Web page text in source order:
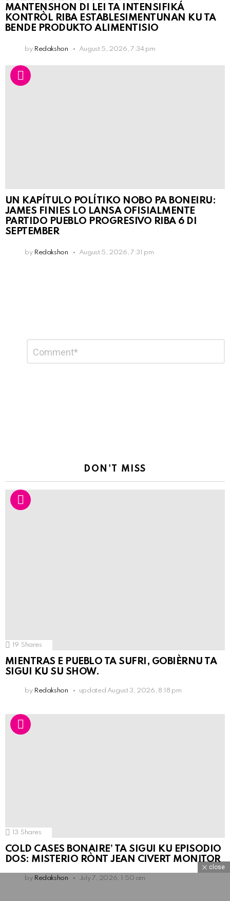
MANTENSHON DI LEI TA INTENSIFIKÁ
KONTRÒL RIBA ESTABLESIMENTUNAN KU TA
BENDE PRODUKTO ALIMENTISIO
by Redakshon August 5, 2026, 7:34 pm
UN KAPÍTULO POLÍTIKO NOBO PA BONEIRU:
JAMES FINIES LO LANSA OFISIALMENTE
PARTIDO PUEBLO PROGRESIVO RIBA 6 DI
SEPTEMBER
by Redakshon August 5, 2026, 7:31 pm
Reply
DON'T MISS
19 Shares
MIENTRAS E PUEBLO TA SUFRI, GOBIÈRNU TA
SIGUI KU SU SHOW.
by Redakshon updated August 3, 2026, 8:18 pm
13 Shares
COLD CASES BONAIRE’ TA SIGUI KU EPISODIO
DOS: MISTERIO RÒNT JEAN CIVERT MONITOR
by Redakshon July 7, 2026, 1:50 am
close